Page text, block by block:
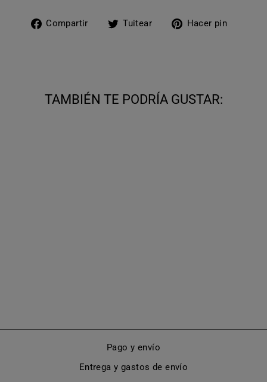
Compartir
Compartir
Tuitear
TuitearHacer pin
TAMBIÉN TE PODRÍA GUSTAR:
Pago y envío
Entrega y gastos de envío